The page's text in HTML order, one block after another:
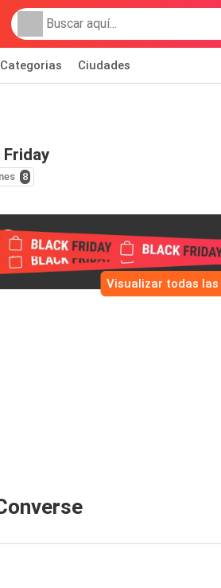
Categorias Ciudades
8
Visualizar todas